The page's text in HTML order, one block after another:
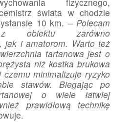
świata w chodzie
10 km. – Polecam
z obiektu zarówno
jak i amatorom. Warto też
tartanowa jest o
niż kostka brukowa
minimalizuje ryzyko
stawów. Biegając po
o wiele łatwiej
prawidłową technikę